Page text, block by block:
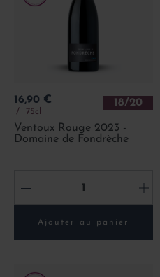
Prix
16,90 €
75cl
18/20
Ventoux Rouge 2023 -
Domaine de Fondrèche
- +
Ajouter au panier